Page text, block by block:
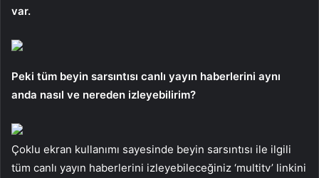
var.
Peki tüm beyin sarsıntısı canlı yayın haberlerini aynı
anda nasıl ve nereden izleyebilirim?
Çoklu ekran kullanımı sayesinde beyin sarsıntısı ile ilgili
tüm canlı yayın haberlerini izleyebileceğiniz ‘multitv’ linkini